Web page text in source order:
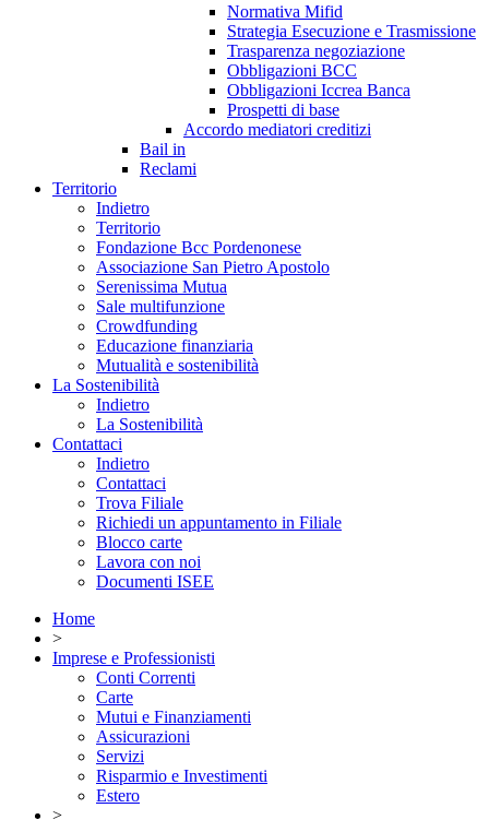
Normativa Mifid
Strategia Esecuzione e Trasmissione
Trasparenza negoziazione
Obbligazioni BCC
Obbligazioni Iccrea Banca
Prospetti di base
Accordo mediatori creditizi
Bail in
Reclami
Territorio
Indietro
Territorio
Fondazione Bcc Pordenonese
Associazione San Pietro Apostolo
Serenissima Mutua
Sale multifunzione
Crowdfunding
Educazione finanziaria
Mutualità e sostenibilità
La Sostenibilità
Indietro
La Sostenibilità
Contattaci
Indietro
Contattaci
Trova Filiale
Richiedi un appuntamento in Filiale
Blocco carte
Lavora con noi
Documenti ISEE
Home
>
Imprese e Professionisti
Conti Correnti
Carte
Mutui e Finanziamenti
Assicurazioni
Servizi
Risparmio e Investimenti
Estero
>